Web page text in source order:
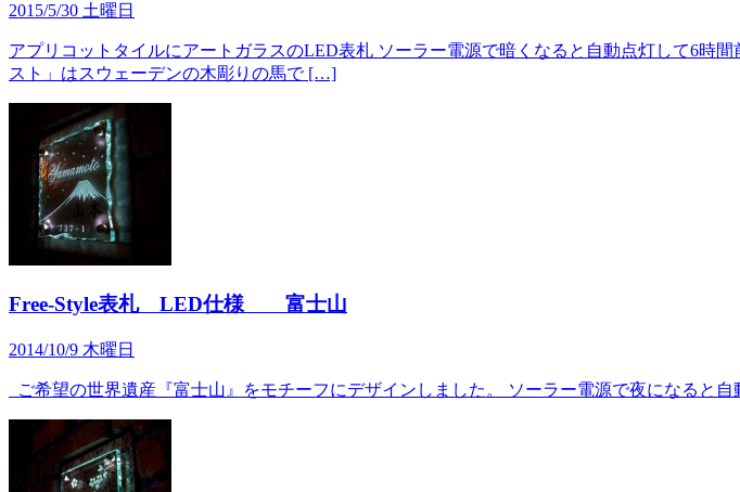
2015/5/30 土曜日
アプリコットタイルにアートガラスのLED表札 ソーラー電源で暗くなると自動点灯して6
スト」はスウェーデンの木彫りの馬で […]
Free-Style表札 LED仕様 富士山
2014/10/9 木曜日
ご希望の世界遺産『富士山』をモチーフにデザインしました。 ソーラー電源で夜になる